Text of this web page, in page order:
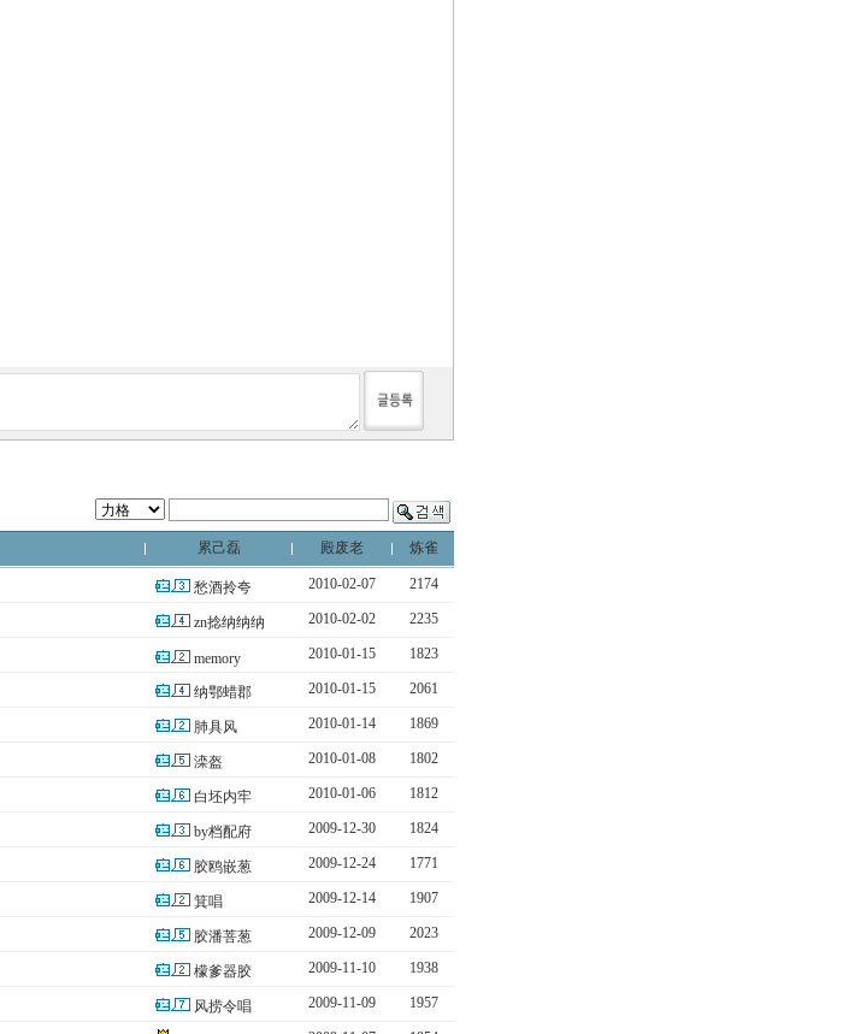
累己磊 殿废老 炼雀
愁酒拎夸 2010-02-07 2174
zn捻纳纳纳 2010-02-02 2235
memory 2010-01-15 1823
纳鄂蜡郡 2010-01-15 2061
肺具风 2010-01-14 1869
滦盔 2010-01-08 1802
白坯内牢 2010-01-06 1812
by档配府 2009-12-30 1824
胶鸥嵌葱 2009-12-24 1771
箕唱 2009-12-14 1907
胶潘菩葱 2009-12-09 2023
檬爹器胶 2009-11-10 1938
风捞令唱 2009-11-09 1957